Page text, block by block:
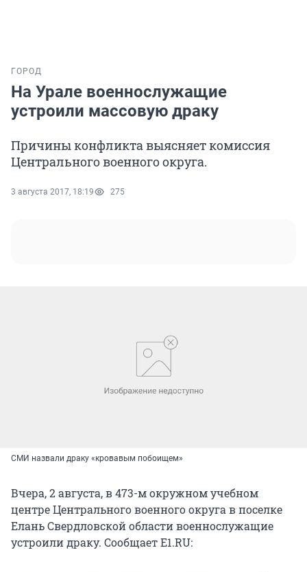
ГОРОД
На Урале военнослужащие
устроили массовую драку
Причины конфликта выясняет комиссия
Центрального военного округа.
3 августа 2017, 18:19 275
СМИ назвали драку «кровавым побоищем»
Вчера, 2 августа, в 473-м окружном учебном
центре Центрального военного округа в поселке
Елань Свердловской области военнослужащие
устроили драку. Сообщает E1.RU: